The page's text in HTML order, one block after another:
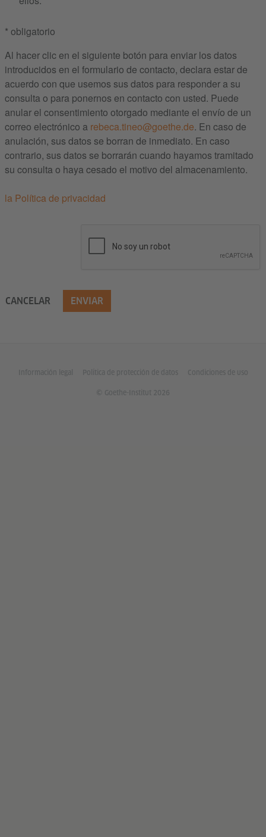
* obligatorio
Al hacer clic en el siguiente botón para enviar los datos
introducidos en el formulario de contacto, declara estar de
acuerdo con que usemos sus datos para responder a su
consulta o para ponernos en contacto con usted. Puede
anular el consentimiento otorgado mediante el envío de un
correo electrónico a rebeca.tineo@goethe.de. En caso de
anulación, sus datos se borran de inmediato. En caso
contrario, sus datos se borrarán cuando hayamos tramitado
su consulta o haya cesado el motivo del almacenamiento.
la Política de privacidad
CANCELAR ENVIAR